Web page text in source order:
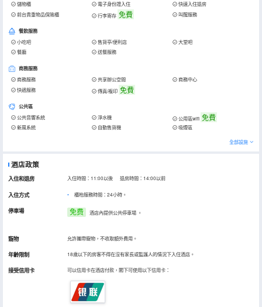
儲物櫃 電子身份證入住
快速入住退房
前台貴重物品保險櫃
行李寄存 免費 叫醒服務
餐飲服務
小吃吧 售貨亭/便利店
大堂吧
餐廳
送餐服務
商務服務
商務服務 共享辦公空間
商務中心
快遞服務
傳真/複印 免費
公共區
公共音響系統 淨水機 公用區wifi 免費
新風系統 自動售貨機 吸煙區
全部設施
酒店政策
入住和退房 入住時間：11:00以後 退房時間：14:00以前
入住方式 櫃枱服務時間：24小時。
停車場 免费 酒店內提供公共停車場 。
寵物 允許攜帶寵物，不收取額外費用。
年齡限制 18歲以下的房客不得在沒有家長或監護人的情況下入住酒店。
接受信用卡 可以信用卡在酒店付款，閣下可使用以下信用卡：